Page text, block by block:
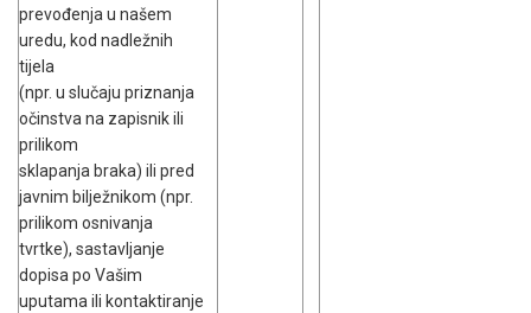
prevođenja u našem
uredu, kod nadležnih
tijela
(npr. u slučaju priznanja
očinstva na zapisnik ili
prilikom
sklapanja braka) ili pred
javnim bilježnikom (npr.
prilikom osnivanja
tvrtke), sastavljanje
dopisa po Vašim
uputama ili kontaktiranje